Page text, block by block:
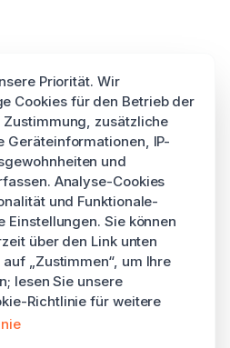
Priorität. Wir
Cookies für den Betrieb der
zusätzliche
Geräteinformationen, IP-
und
Analyse-Cookies
und Funktionale-
Einstellungen. Sie können
über den Link unten
„Zustimmen“, um Ihre
lesen Sie unsere
Richtlinie für weitere